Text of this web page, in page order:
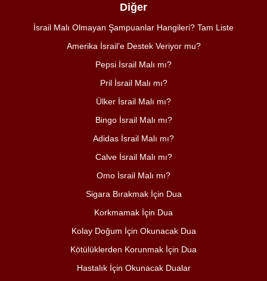
Diğer
İsrail Malı Olmayan Şampuanlar Hangileri? Tam Liste
Amerika İsrail’e Destek Veriyor mu?
Pepsi İsrail Malı mı?
Pril İsrail Malı mı?
Ülker İsrail Malı mı?
Bingo İsrail Malı mı?
Adidas İsrail Malı mı?
Calve İsrail Malı mı?
Omo İsrail Malı mı?
Sigara Bırakmak İçin Dua
Korkmamak İçin Dua
Kolay Doğum İçin Okunacak Dua
Kötülüklerden Korunmak İçin Dua
Hastalık İçin Okunacak Dualar